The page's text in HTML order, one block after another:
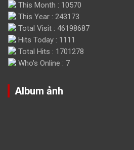
This Month : 10570
This Year : 243173
Total Visit : 46198687
Hits Today : 1111
Total Hits : 1701278
Who's Online : 7
Album ảnh